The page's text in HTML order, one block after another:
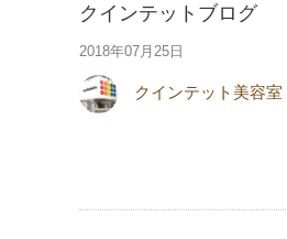
クインテットブログ
2018年07月25日
クインテット美容室